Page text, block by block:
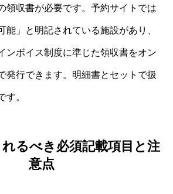
領収書が必要です。予約サイトでは
能」と明記されている施設があり、
ンボイス制度に準じた領収書をオン
発行できます。明細書とセットで扱
す。
るべき必須記載項目と注
意点